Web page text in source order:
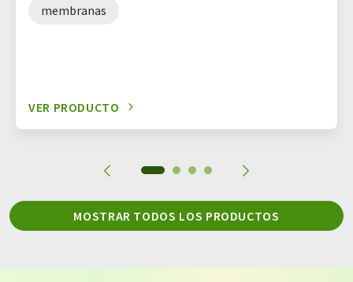
membranas
VER PRODUCTO
MOSTRAR TODOS LOS PRODUCTOS